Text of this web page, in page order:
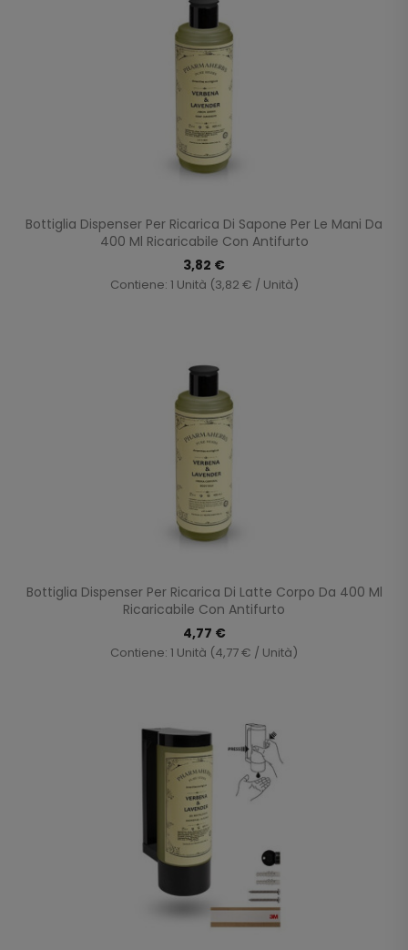
Bottiglia Dispenser Per Ricarica Di Sapone Per Le Mani Da
400 Ml Ricaricabile Con Antifurto
3,82 €
Contiene: 1 Unità (3,82 € / Unità)
Bottiglia Dispenser Per Ricarica Di Latte Corpo Da 400 Ml
Ricaricabile Con Antifurto
4,77 €
Contiene: 1 Unità (4,77 € / Unità)